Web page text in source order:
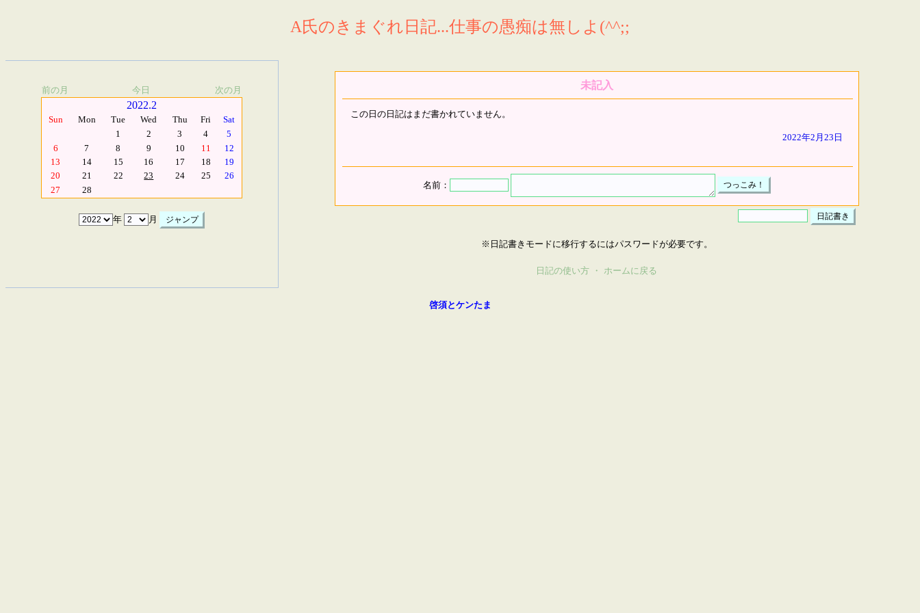
A氏のきまぐれ日記...仕事の愚痴は無しよ(^^;;
前の月 今日 次の月
2022.2
Sun Mon Tue Wed Thu Fri
Sat
1
2 3 4
5
6
7 8 9 10 11
12
13
14 15 16 17 18
19
20
21 22 23 24 25
26
27
28
年 月
未記入
この日の日記はまだ書かれていません。
2022年2月23日
名前：
※日記書きモードに移行するにはパスワードが必要です。
日記の使い方 ・ ホームに戻る
啓須とケンたま